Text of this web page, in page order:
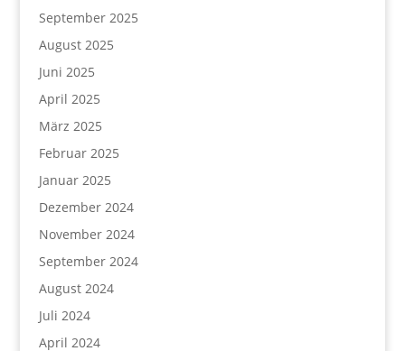
September 2025
August 2025
Juni 2025
April 2025
März 2025
Februar 2025
Januar 2025
Dezember 2024
November 2024
September 2024
August 2024
Juli 2024
April 2024